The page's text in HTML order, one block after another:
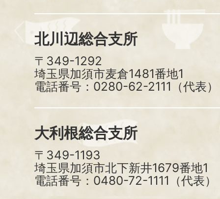
北川辺総合支所
〒349-1292
埼玉県加須市麦倉1481番地1
電話番号：0280-62-2111（代表）
大利根総合支所
〒349-1193
埼玉県加須市北下新井1679番地1
電話番号：0480-72-1111（代表）